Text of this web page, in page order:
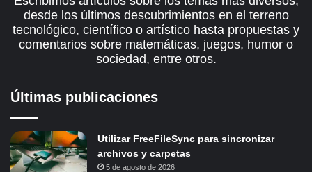
desde los últimos descubrimientos en el terreno
tecnológico, científico o artístico hasta propuestas y
comentarios sobre matemáticas, juegos, humor o
sociedad, entre otros.
Últimas publicaciones
Utilizar FreeFileSync para sincronizar
archivos y carpetas
5 de agosto de 2026